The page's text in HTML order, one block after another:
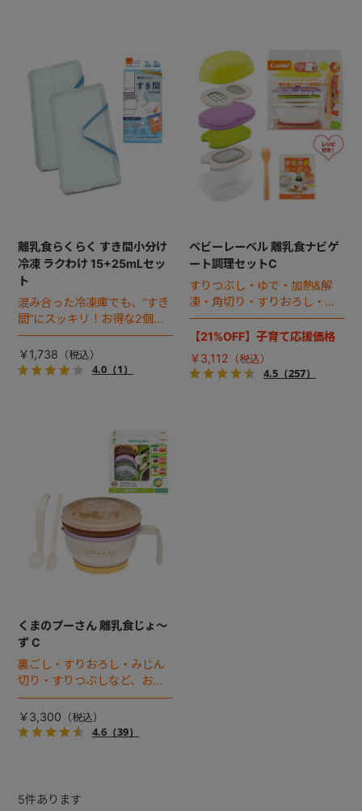
離乳食らくらく すき間小分け
冷凍 ラクわけ 15+25mLセッ
ト
混み合った冷凍庫でも、“すき
間”にスッキリ！お得な2個セ
ット。
￥1,738
4.0（1）
ベビーレーベル 離乳食ナビゲ
ート調理セットC
すりつぶし・ゆで・加熱&解
凍・角切り・すりおろし・裏
ごしなど、赤ちゃんの成長に
合わせた離乳食づくりがこれ
付き。
【21%OFF】子育て応援価格
￥3,112
4.5（257）
くまのプーさん 離乳食じょ～
ず C
裏ごし・すりおろし・みじん
切り・すりつぶしなど、お子
様の成長に合わせた離乳食づ
くりがこれひとつでOK！離乳
食作り上手になれる、くまの
￥3,300
4.6（39）
5件あります